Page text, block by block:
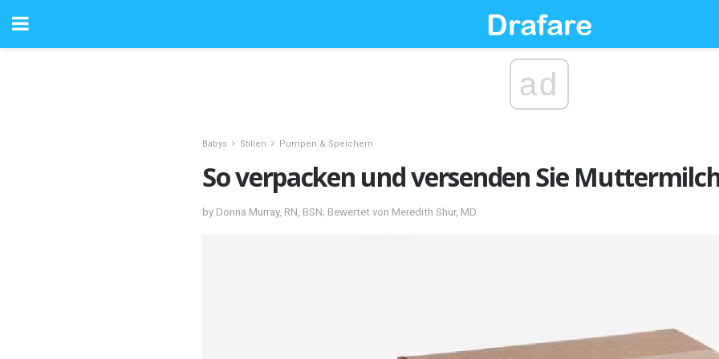
ad
Babys Stillen Pumpen & Speichern
So verpacken und versenden Sie
by Donna Murray, RN, BSN; Bewertet von Meredith Shur, MD